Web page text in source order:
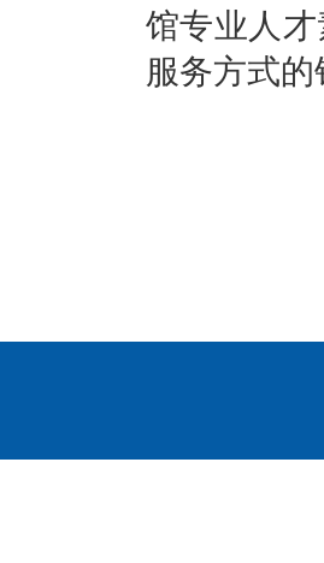
馆专业人
服务方式